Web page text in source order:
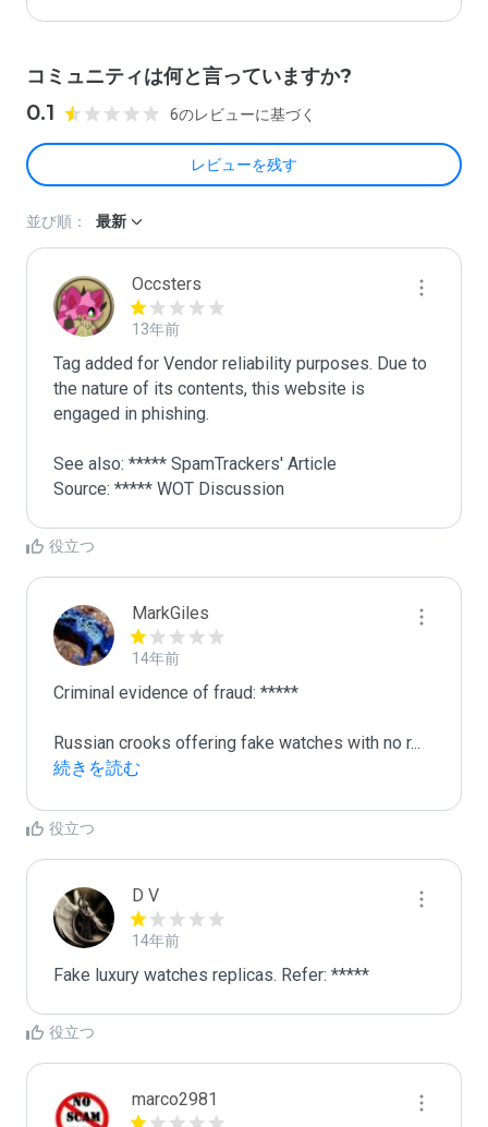
コミュニティは何と言っていますか?
0.1 6のレビューに基づく
レビューを残す
並び順： 最新
Occsters
13年前
Tag added for Vendor reliability purposes. Due to
the nature of its contents, this website is
engaged in phishing.
See also: ***** SpamTrackers' Article
Source: ***** WOT Discussion
役立つ
MarkGiles
14年前
Criminal evidence of fraud: *****
Russian crooks offering fake watches with no r...
続きを読む
役立つ
D V
14年前
Fake luxury watches replicas. Refer: *****
役立つ
marco2981